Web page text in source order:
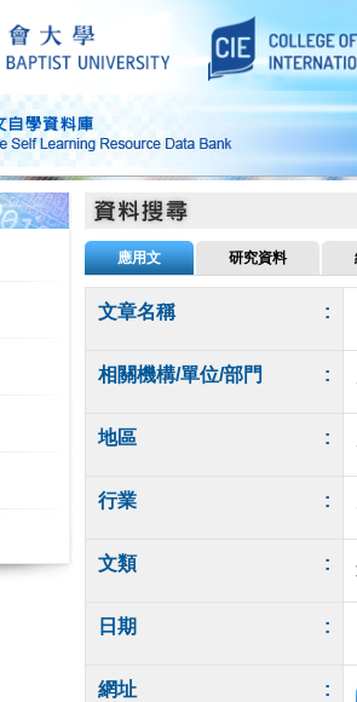
應用文 研究資料
文章名稱 :
相關機構/單位/部門 :
地區 :
行業 :
文類 :
日期 :
網址 :